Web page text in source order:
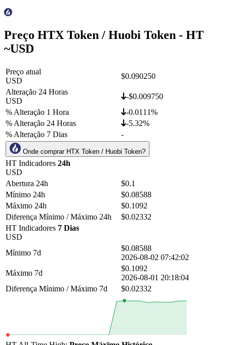
Preço HTX Token / Huobi Token - HT
~USD
Preço atual
USD
$0.090250
Alteração 24 Horas
USD
-$0.009750
% Alteração 1 Hora
-0.0111%
% Alteração 24 Horas
-5.32%
% Alteração 7 Dias
-
Onde comprar HTX Token / Huobi Token?
HT Indicadores 24h
USD
Abertura 24h
$0.1
Mínimo 24h
$0.08588
Máximo 24h
$0.1092
Diferença Mínimo / Máximo 24h
$0.02332
HT Indicadores 7 Dias
USD
Mínimo 7d
$0.08588
2026-08-02 07:42:02
Máximo 7d
$0.1092
2026-08-01 20:18:04
Diferença Mínimo / Máximo 7d
$0.02332